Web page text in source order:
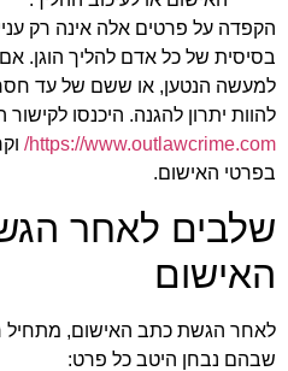
הקפדה על פרטים אלה אינה רק
בסיסית של כל אדם להליך הוגן.
למעשה הנטען, או ששם של עד חסר,
להוות יתרון להגנה. היכנסו לקישור
https://www.outlawcrime.com/
בפרטי האישום.
שלבים לאחר
האישום
לאחר הגשת כתב האישום, מתחיל
שבהם נבחן היטב כל פרט: